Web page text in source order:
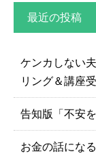
最近の投稿
ケンカしない
リング＆講座
告知版「不安
お金の話にな